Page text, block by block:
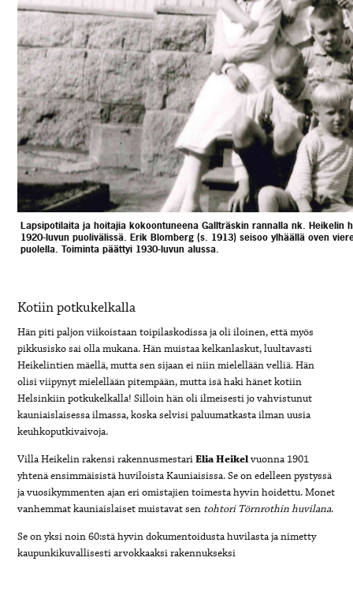
Lapsipotilaita ja hoitajia kokoontuneena Gallträskin rannalla nk.
1920-luvun puolivälissä. Erik Blomberg (s. 1913) seisoo ylhäällä oven
puolella. Toiminta päättyi 1930-luvun alussa.
Kotiin potkukelkalla
Hän piti paljon viikoistaan toipilaskodissa ja oli iloinen, että myös
pikkusisko sai olla mukana. Hän muistaa kelkanlaskut, luultavasti
Heikelintien mäellä, mutta sen sijaan ei niin mielellään velliä. Hän
olisi viipynyt mielellään pitempään, mutta isä haki hänet kotiin
Helsinkiin potkukelkalla! Silloin hän oli ilmeisesti jo vahvistunut
kauniaislaisessa ilmassa, koska selvisi paluumatkasta ilman uusia
keuhkoputkivaivoja.
Villa Heikelin rakensi rakennusmestariElia Heikelvuonna 1901
yhtenä ensimmäisistä huviloista Kauniaisissa. Se on edelleen pystyssä
ja vuosikymmenten ajan eri omistajien toimesta hyvin hoidettu. Monet
vanhemmat kauniaislaiset muistavat sen tohtori Törnrothin huvilana.
Se on yksi noin 60:stä hyvin dokumentoidusta huvilasta ja nimetty
kaupunkikuvallisesti arvokkaaksi rakennukseksi